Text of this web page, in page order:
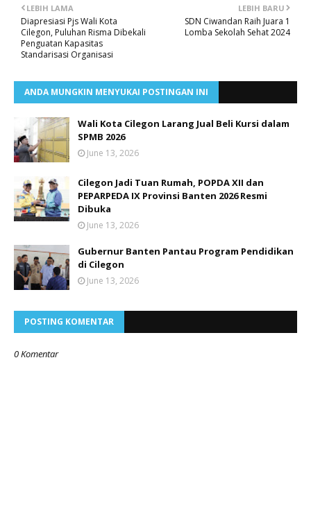
LEBIH BARU
SDN Ciwandan Raih Juara 1
Lomba Sekolah Sehat 2024
LEBIH LAMA
Diapresiasi Pjs Wali Kota
Cilegon, Puluhan Risma Dibekali
Penguatan Kapasitas
Standarisasi Organisasi
ANDA MUNGKIN MENYUKAI POSTINGAN INI
Wali Kota Cilegon Larang Jual Beli Kursi dalam
SPMB 2026
June 13, 2026
Cilegon Jadi Tuan Rumah, POPDA XII dan
PEPARPEDA IX Provinsi Banten 2026 Resmi
Dibuka
June 13, 2026
Gubernur Banten Pantau Program Pendidikan
di Cilegon
June 13, 2026
POSTING KOMENTAR
0 Komentar